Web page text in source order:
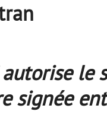
le
signée